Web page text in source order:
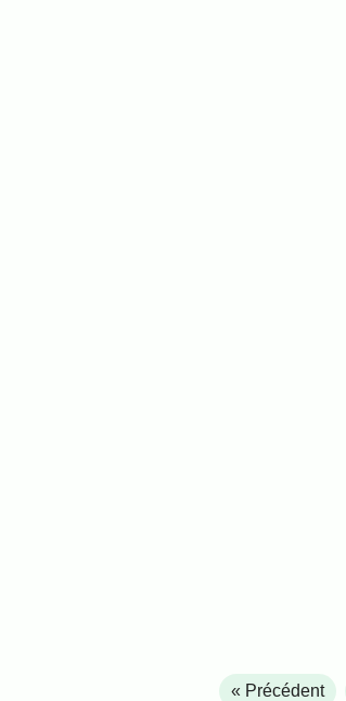
« Précédent